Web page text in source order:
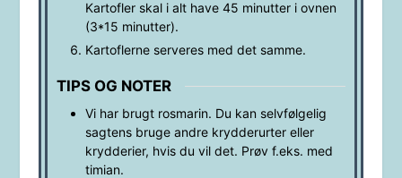
Kartofler skal i alt have 45 minutter i ovnen
(3*15 minutter).
Kartoflerne serveres med det samme.
TIPS OG NOTER
Vi har brugt rosmarin. Du kan selvfølgelig
sagtens bruge andre krydderurter eller
krydderier, hvis du vil det. Prøv f.eks. med
timian.